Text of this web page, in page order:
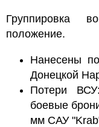
Группировка
положение.
Нанесены
Донецкой
Потери
боевые
мм САУ